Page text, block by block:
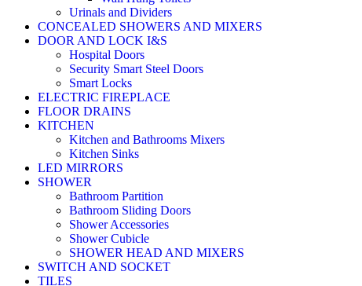
Urinals and Dividers
CONCEALED SHOWERS AND MIXERS
DOOR AND LOCK I&S
Hospital Doors
Security Smart Steel Doors
Smart Locks
ELECTRIC FIREPLACE
FLOOR DRAINS
KITCHEN
Kitchen and Bathrooms Mixers
Kitchen Sinks
LED MIRRORS
SHOWER
Bathroom Partition
Bathroom Sliding Doors
Shower Accessories
Shower Cubicle
SHOWER HEAD AND MIXERS
SWITCH AND SOCKET
TILES